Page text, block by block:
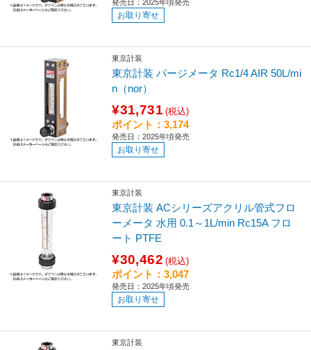
発売日：2025年頃発売
お取り寄せ
東京計装
東京計装 パージメータ Rc1/4 AIR 50L/mi
n（nor）
¥31,731 (税込)
ポイント：3,174
発売日：2025年頃発売
お取り寄せ
東京計装
東京計装 ACシリーズアクリル管式フロ
ーメータ 水用 0.1～1L/min Rc15A フロ
ート PTFE
¥30,462 (税込)
ポイント：3,047
発売日：2025年頃発売
お取り寄せ
東京計装